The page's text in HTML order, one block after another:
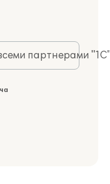
партнерами